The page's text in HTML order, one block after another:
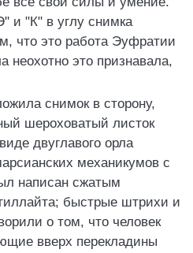
и "К" в углу снимка
что это работа Эуфратии
неохотно это признавала,
снимок в сторону,
шероховатый листок
двуглавого орла
механикумов с
написан сжатым
быстрые штрихи и
о том, что человек
вверх перекладины